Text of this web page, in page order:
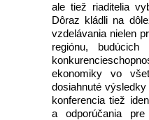
ale tiež riaditelia
Dôraz kládli na
vzdelávania nielen
regiónu,
ekonomiky vo
dosiahnuté
konferencia tiež
a odporúčania